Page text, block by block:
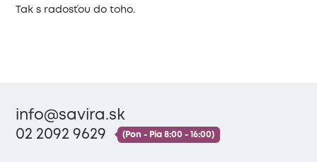
Tak s radosťou do toho.
info@savira.sk
02 2092 9629
(Pon - Pia 8:00 - 16:00)